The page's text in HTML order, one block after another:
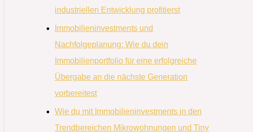
industriellen Entwicklung profitierst
Immobilieninvestments und
Nachfolgeplanung: Wie du dein
Immobilienportfolio für eine erfolgreiche
Übergabe an die nächste Generation
vorbereitest
Wie du mit Immobilieninvestments in den
Trendbereichen Mikrowohnungen und Tiny